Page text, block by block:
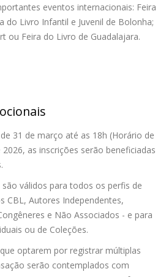
eventos internacionais: Feira
do Livro Infantil e Juvenil de Bolonha;
ou Feira do Livro de Guadalajara.
31 de março até as 18h (Horário de
as inscrições serão beneficiadas
válidos para todos os perfis de
CBL, Autores Independentes,
e Não Associados - e para
ou de Coleções.
optarem por registrar múltiplas
serão contemplados com